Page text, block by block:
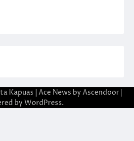
Kapuas | Ace News by Ascendoor
by WordPress.